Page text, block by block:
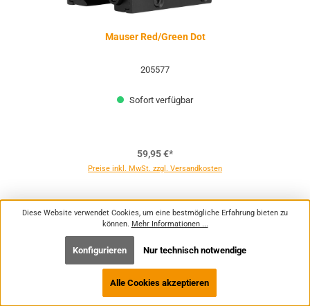
Mauser Red/Green Dot
205577
Sofort verfügbar
59,95 €*
Preise inkl. MwSt. zzgl. Versandkosten
Diese Website verwendet Cookies, um eine bestmögliche Erfahrung bieten zu
können. Mehr Informationen ...
Nur technisch notwendige
Konfigurieren
Alle Cookies akzeptieren